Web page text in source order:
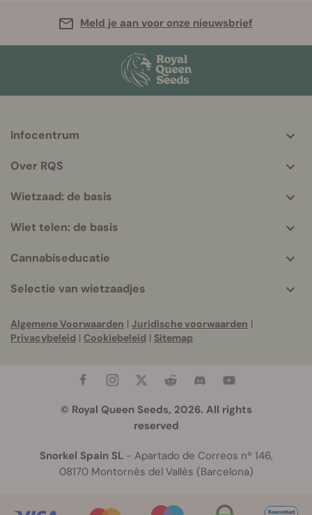
Meld je aan voor onze nieuwsbrief
info
Infocentrum
Over RQS
Wietzaad: de basis
Wiet telen: de basis
Cannabiseducatie
Selectie van wietzaadjes
Algemene Voorwaarden | Juridische voorwaarden |
Privacybeleid | Cookiebeleid | Sitemap
© Royal Queen Seeds, 2026. All rights
reserved
Snorkel Spain SL- Apartado de Correos nº 146,
08170 Montornès del Vallès (Barcelona)